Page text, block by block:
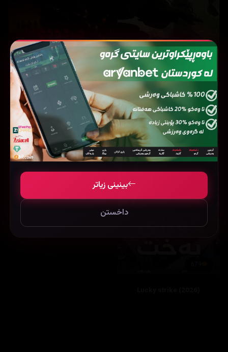
6,061
The Legend of Hei 2 (2025)
4,280
Evil Dead Burn (2026)
بینینی زیاتر
داخستن